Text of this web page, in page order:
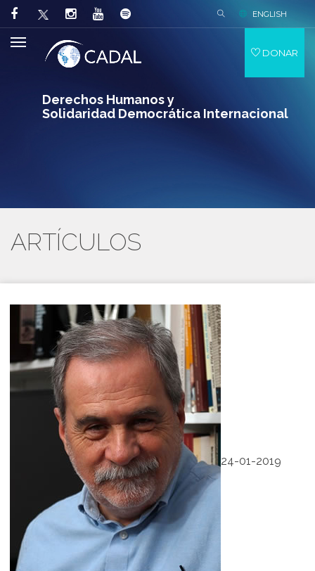
Derechos Humanos y
Solidaridad Democrática Internacional
ENGLISH
DONAR
ARTÍCULOS
24-01-2019